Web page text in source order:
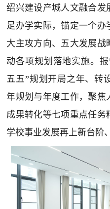
绍兴建设产城人文融合发
足办学实际，锚定一个办
大主攻方向、五大发展
动各项规划落地实施。
五五”规划开局之年、转
年规划与年度工作，聚焦
成果转化等七项重点任务
学校事业发展再上新台阶